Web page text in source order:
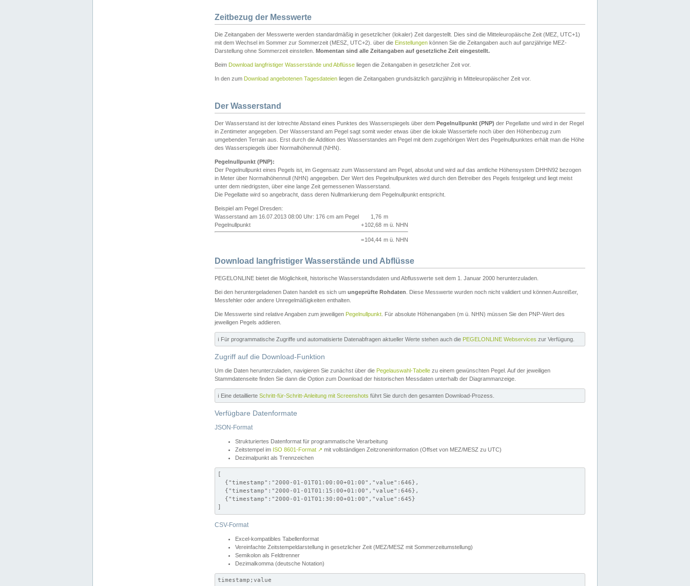
Zeitbezug der Messwerte
Die Zeitangaben der Messwerte werden standardmäßig in gesetzlicher (lokaler) Zeit dargestellt. Dies sind die Mitteleuropäische Zeit (MEZ, UTC+1)
mit dem Wechsel im Sommer zur Sommerzeit (MESZ, UTC+2). über die Einstellungen können Sie die Zeitangaben auch auf ganzjährige MEZ-
Darstellung ohne Sommerzeit einstellen. Momentan sind alle Zeitangaben auf gesetzliche Zeit eingestellt.
Beim Download langfristiger Wasserstände und Abflüsse liegen die Zeitangaben in gesetzlicher Zeit vor.
In den zum Download angebotenen Tagesdateien liegen die Zeitangaben grundsätzlich ganzjährig in Mitteleuropäischer Zeit vor.
Der Wasserstand
Der Wasserstand ist der lotrechte Abstand eines Punktes des Wasserspiegels über dem Pegelnullpunkt (PNP) der Pegellatte und wird in der Regel
in Zentimeter angegeben. Der Wasserstand am Pegel sagt somit weder etwas über die lokale Wassertiefe noch über den Höhenbezug zum
umgebenden Terrain aus. Erst durch die Addition des Wasserstandes am Pegel mit dem zugehörigen Wert des Pegelnullpunktes erhält man die Höhe
des Wasserspiegels über Normalhöhennull (NHN).
Pegelnullpunkt (PNP):
Der Pegelnullpunkt eines Pegels ist, im Gegensatz zum Wasserstand am Pegel, absolut und wird auf das amtliche Höhensystem DHHN92 bezogen
in Meter über Normalhöhennull (NHN) angegeben. Der Wert des Pegelnullpunktes wird durch den Betreiber des Pegels festgelegt und liegt meist
unter dem niedrigsten, über eine lange Zeit gemessenen Wasserstand.
Die Pegellatte wird so angebracht, dass deren Nullmarkierung dem Pegelnullpunkt entspricht.
Beispiel am Pegel Dresden:
Wasserstand am 16.07.2013 08:00 Uhr: 176 cm am Pegel
1,76 m
Pegelnullpunkt
+102,68 m ü. NHN
=104,44 m ü. NHN
Download langfristiger Wasserstände und Abflüsse
PEGELONLINE bietet die Möglichkeit, historische Wasserstandsdaten und Abflusswerte seit dem 1. Januar 2000 herunterzuladen.
Bei den heruntergeladenen Daten handelt es sich um ungeprüfte Rohdaten . Diese Messwerte wurden noch nicht validiert und können Ausreißer,
Messfehler oder andere Unregelmäßigkeiten enthalten.
Die Messwerte sind relative Angaben zum jeweiligen Pegelnullpunkt . Für absolute Höhenangaben (m ü. NHN) müssen Sie den PNP-Wert des
jeweiligen Pegels addieren.
ℹ️ Für programmatische Zugriffe und automatisierte Datenabfragen aktueller Werte stehen auch die PEGELONLINE Webservices zur Verfügung.
Zugriff auf die Download-Funktion
Um die Daten herunterzuladen, navigieren Sie zunächst über die Pegelauswahl-Tabelle zu einem gewünschten Pegel. Auf der jeweiligen
Stammdatenseite finden Sie dann die Option zum Download der historischen Messdaten unterhalb der Diagrammanzeige.
ℹ️ Eine detaillierte Schritt-für-Schritt-Anleitung mit Screenshots führt Sie durch den gesamten Download-Prozess.
Verfügbare Datenformate
JSON-Format
Strukturiertes Datenformat für programmatische Verarbeitung
Zeitstempel im ISO 8601-Format ↗ mit vollständigen Zeitzoneninformation (Offset von MEZ/MESZ zu UTC)
Dezimalpunkt als Trennzeichen
[
  {"timestamp":"2000-01-01T01:00:00+01:00","value":646},
  {"timestamp":"2000-01-01T01:15:00+01:00","value":646},
  {"timestamp":"2000-01-01T01:30:00+01:00","value":645}
]
CSV-Format
Excel-kompatibles Tabellenformat
Vereinfachte Zeitstempeldarstellung in gesetzlicher Zeit (MEZ/MESZ mit Sommerzeitumstellung)
Semikolon als Feldtrenner
Dezimalkomma (deutsche Notation)
timestamp;value